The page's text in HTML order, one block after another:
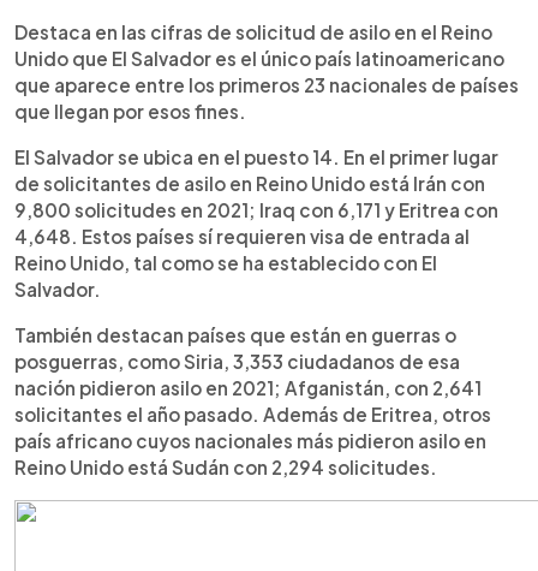
Destaca en las cifras de solicitud de asilo en el Reino
Unido que El Salvador es el único país latinoamericano
que aparece entre los primeros 23 nacionales de países
que llegan por esos fines.
El Salvador se ubica en el puesto 14. En el primer lugar
de solicitantes de asilo en Reino Unido está Irán con
9,800 solicitudes en 2021; Iraq con 6,171 y Eritrea con
4,648. Estos países sí requieren visa de entrada al
Reino Unido, tal como se ha establecido con El
Salvador.
También destacan países que están en guerras o
posguerras, como Siria, 3,353 ciudadanos de esa
nación pidieron asilo en 2021; Afganistán, con 2,641
solicitantes el año pasado. Además de Eritrea, otros
país africano cuyos nacionales más pidieron asilo en
Reino Unido está Sudán con 2,294 solicitudes.